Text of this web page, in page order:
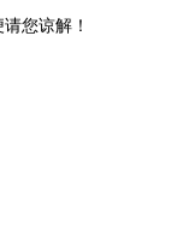
您谅解！